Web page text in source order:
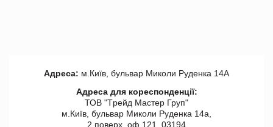
Адреса: м.Київ, бульвар Миколи Руденка 14А
Адреса для кореспонденції:
ТОВ "Tрейд Мастер Груп"
м.Київ, бульвар Миколи Руденка 14а,
2 поверх, оф 121, 03194